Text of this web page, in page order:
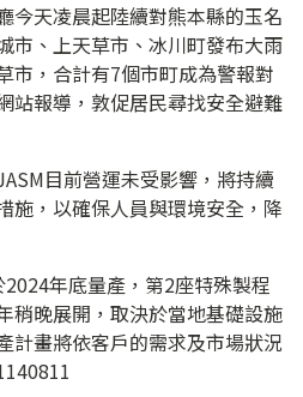
今天凌晨起陸續對熊本縣的玉名
市、上天草市、冰川町發布大雨
市，合計有7個市町成為警報對
站報導，敦促居民尋找安全避難
目前營運未受影響，將持續
施，以確保人員與環境安全，降
年底量產，第2座特殊製程
稍晚展開，取決於當地基礎設施
計畫將依客戶的需求及市場狀況